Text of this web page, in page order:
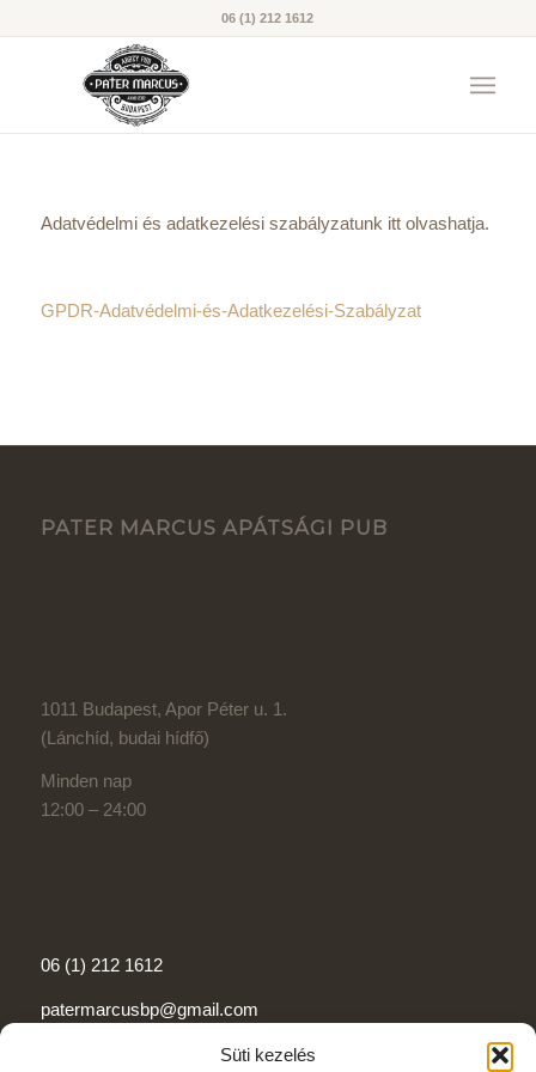
Süti kezelés
06 (1) 212 1612
Adatvédelmi és adatkezelési szabályzatunk itt olvashatja.
GPDR-Adatvédelmi-és-Adatkezelési-Szabályzat
PATER MARCUS APÁTSÁGI PUB
1011 Budapest, Apor Péter u. 1.
(Lánchíd, budai hídfő)
Minden nap
12:00 – 24:00
06 (1) 212 1612
patermarcusbp@gmail.com